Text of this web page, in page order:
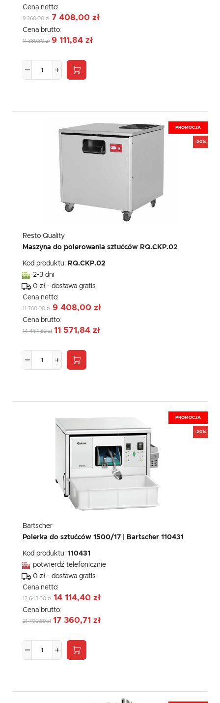
Cena netto:
9 260,00 zł 7 408,00 zł
Cena brutto:
11 389,80 zł 9 111,84 zł
PROMOCJA
-20%
Resto Quality
Maszyna do polerowania sztućców RQ.CKP.02
Kod produktu: RQ.CKP.02
2-3 dni
0 zł - dostawa gratis
Cena netto:
11 760,00 zł 9 408,00 zł
Cena brutto:
14 464,80 zł 11 571,84 zł
PROMOCJA
-20%
Bartscher
Polerka do sztućców 1500/17 | Bartscher 110431
Kod produktu: 110431
potwierdź telefonicznie
0 zł - dostawa gratis
Cena netto:
17 643,00 zł 14 114,40 zł
Cena brutto:
21 700,89 zł 17 360,71 zł